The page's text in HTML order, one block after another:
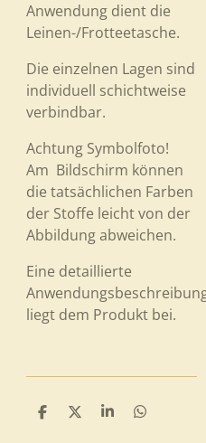
Anwendung dient die
Leinen-/Frotteetasche.
Die einzelnen Lagen sind
individuell schichtweise
verbindbar.
Achtung Symbolfoto!
Am Bildschirm können
die tatsächlichen Farben
der Stoffe leicht von der
Abbildung abweichen.
Eine detaillierte
liegt dem Produkt bei.
T
T
T
T